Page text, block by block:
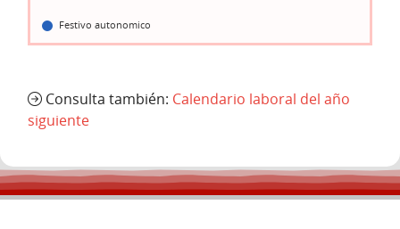
Festivo autonomico
Consulta también: Calendario laboral del año
siguiente